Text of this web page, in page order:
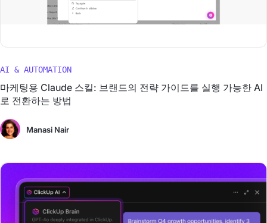
AI & AUTOMATION
마케팅용 Claude 스킬: 브랜드의 전략 가이드를 실행 가능한 AI
로 전환하는 방법
Manasi Nair